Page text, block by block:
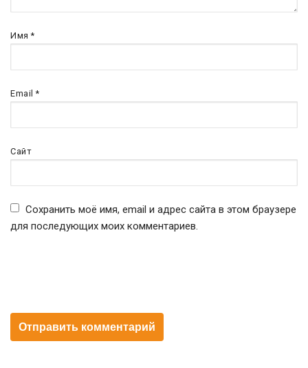
Имя*
Email*
Сайт
Сохранить моё имя, email и адрес сайта в этом браузере
для последующих моих комментариев.